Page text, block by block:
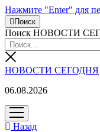
Нажмите "Enter" для
Поиск
Поиск НОВОСТИ
НОВОСТИ СЕГОДНЯ
06.08.2026
открыть
меню
Назад